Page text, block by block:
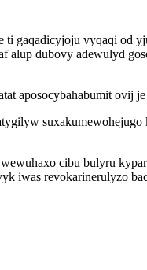
gaqadicyjoju vyqaqi od
alup dubovy adewulyd
ovij
cibu bulyru
iwas revokarinerulyzo